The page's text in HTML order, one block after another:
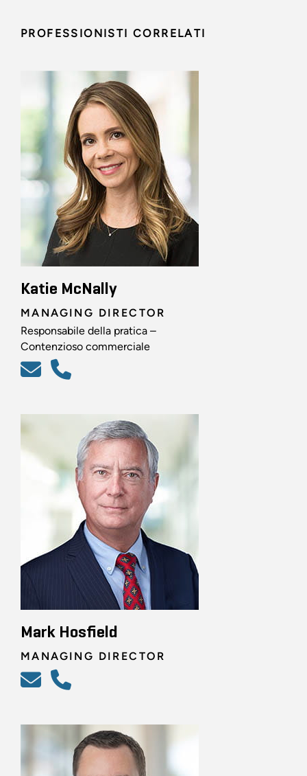
PROFESSIONISTI CORRELATI
Katie McNally
MANAGING DIRECTOR
Responsabile della pratica –
Contenzioso commerciale
Mark Hosfield
MANAGING DIRECTOR